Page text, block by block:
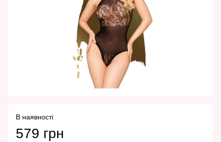
В наявності
579 грн